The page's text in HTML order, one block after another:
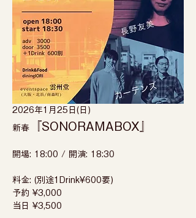
2026年1月25日(日)
新春 『SONORAMABOX』
開場: 18:00 / 開演: 18:30
料金: (別途1Drink¥600要)
予約 ¥3,000
当日 ¥3,500